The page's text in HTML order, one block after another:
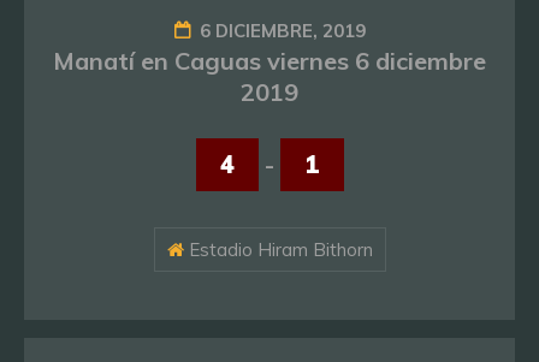
6 DICIEMBRE, 2019
Manatí en Caguas viernes 6 diciembre
2019
4 - 1
Estadio Hiram Bithorn